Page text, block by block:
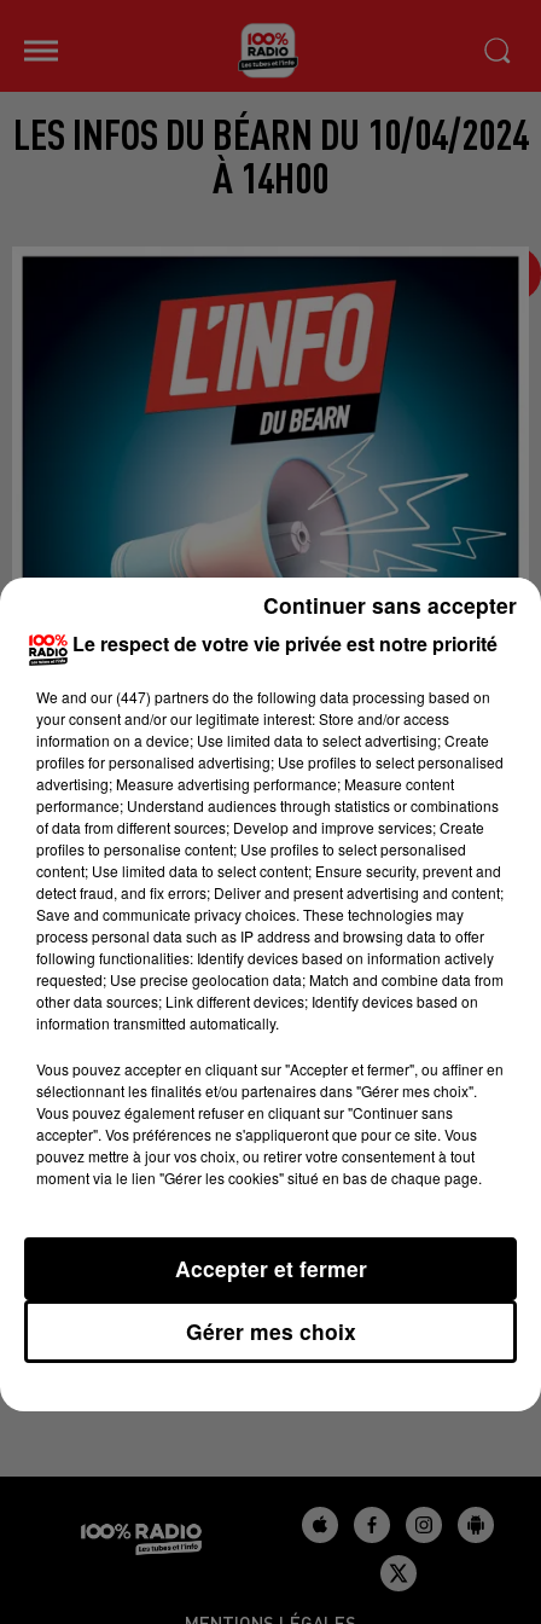
LES INFOS DU BÉARN DU 10/04/2024
À 14H00
Lecture (2 min 25 sec)
100%
10 avril 2024 - 2 min 25 sec
LES INFOS DU BÉARN DU 10/04/2024 À 14H00
Le respect de votre vie privée est notre priorité
We and our (447) partnersdo the following data processing based on
your consent and/or our legitimate interest: Store and/or access
information on a device; Use limited data to select advertising; Create
profiles for personalised advertising; Use profiles to select personalised
advertising; Measure advertising performance; Measure content
performance; Understand audiences through statistics or combinations
of data from different sources; Develop and improve services; Create
profiles to personalise content; Use profiles to select personalised
content; Use limited data to select content; Ensure security, prevent and
detect fraud, and fix errors; Deliver and present advertising and content;
Save and communicate privacy choices. These technologies may
process personal data such as IP address and browsing data to offer
following functionalities: Identify devices based on information actively
requested; Use precise geolocation data; Match and combine data from
other data sources; Link different devices; Identify devices based on
information transmitted automatically.
Vous pouvez accepter en cliquant sur "Accepter et fermer", ou affiner en
sélectionnant les finalités et/ou partenaires dans "Gérer mes choix".
Vous pouvez également refuser en cliquant sur "Continuer sans
accepter". Vos préférences ne s'appliqueront que pour ce site. Vous
pouvez mettre à jour vos choix, ou retirer votre consentement à tout
moment via le lien "Gérer les cookies" situé en bas de chaque page.
Gérer mes choix
Accepter et fermer
Continuer sans accepter